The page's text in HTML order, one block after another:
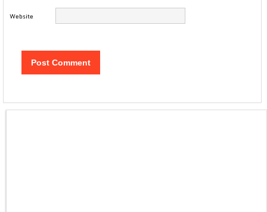
Website